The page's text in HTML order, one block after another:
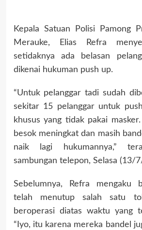
Kepala Satuan Polisi Pamong
Merauke, Elias Refra
setidaknya ada belasan
dikenai hukuman push up.
“Untuk pelanggar tadi sudah
sekitar 15 pelanggar untuk
khusus yang tidak pakai
besok meningkat dan masih
naik lagi hukumannya,”
sambungan telepon, Selasa (13/
Sebelumnya, Refra mengaku
telah menutup salah satu
beroperasi diatas waktu yang
“Iyo, itu karena mereka bandel